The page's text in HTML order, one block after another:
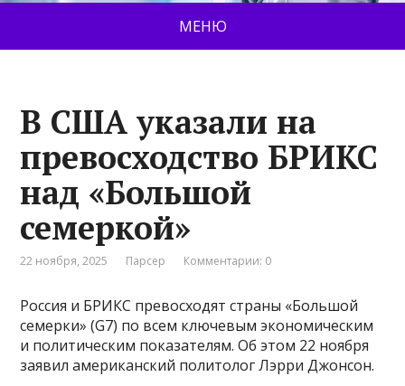
МЕНЮ
В США указали на
превосходство БРИКС
над «Большой
семеркой»
22 ноября, 2025 Парсер Комментарии: 0
Россия и БРИКС превосходят страны «Большой
семерки» (G7) по всем ключевым экономическим
и политическим показателям. Об этом 22 ноября
заявил американский политолог Лэрри Джонсон.